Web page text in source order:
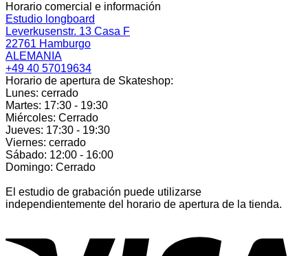
Horario comercial e información
Estudio longboard
Leverkusenstr. 13 Casa F
22761 Hamburgo
ALEMANIA
+49 40 57019634
Horario de apertura de Skateshop:
Lunes: cerrado
Martes: 17:30 - 19:30
Miércoles: Cerrado
Jueves: 17:30 - 19:30
Viernes: cerrado
Sábado: 12:00 - 16:00
Domingo: Cerrado
El estudio de grabación puede utilizarse
independientemente del horario de apertura de la tienda.